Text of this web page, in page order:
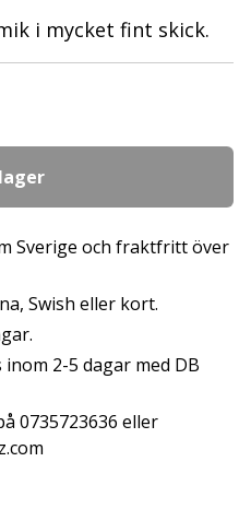
i mycket fint skick.
Sverige och fraktfritt över
Swish eller kort.
2-5 dagar med DB
0735723636 eller